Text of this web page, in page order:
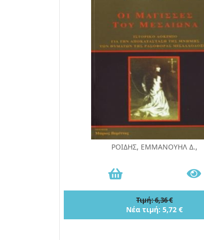
ΡΟΙΔΗΣ, ΕΜΜΑΝΟΥΗΛ Δ.,
Τιμή: 6,36 €
Νέα τιμή: 5,72 €